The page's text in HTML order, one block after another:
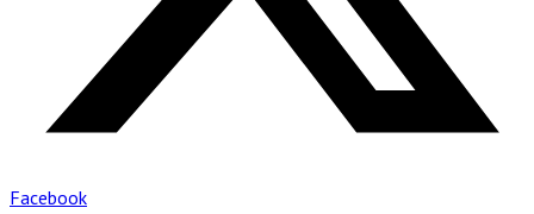
Facebook